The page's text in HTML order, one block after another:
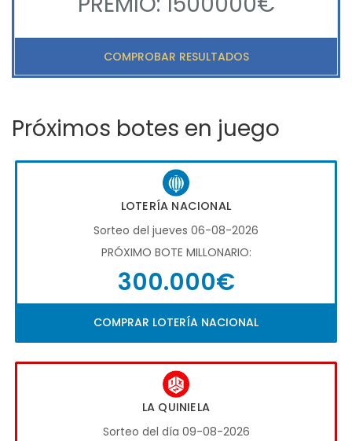
COMPROBAR RESULTADOS
Próximos botes en juego
LOTERÍA NACIONAL
Sorteo del jueves 06-08-2026
PRÓXIMO BOTE MILLONARIO:
300.000€
COMPRAR LOTERÍA NACIONAL
LA QUINIELA
Sorteo del día 09-08-2026